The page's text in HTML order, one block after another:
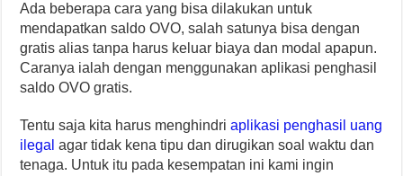
Ada beberapa cara yang bisa dilakukan untuk
mendapatkan saldo OVO, salah satunya bisa dengan
gratis alias tanpa harus keluar biaya dan modal apapun.
Caranya ialah dengan menggunakan aplikasi penghasil
saldo OVO gratis.
Tentu saja kita harus menghindriaplikasi penghasil uang
ilegal agar tidak kena tipu dan dirugikan soal waktu dan
tenaga. Untuk itu pada kesempatan ini kami ingin